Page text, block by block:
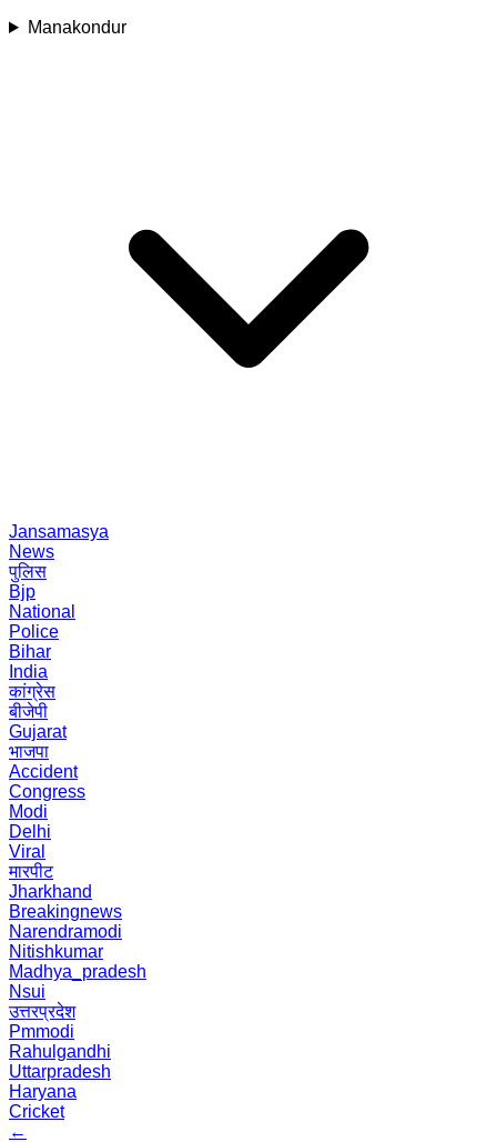
Manakondur
Jansamasya
News
पुलिस
Bjp
National
Police
Bihar
India
कांग्रेस
बीजेपी
Gujarat
भाजपा
Accident
Congress
Modi
Delhi
Viral
मारपीट
Jharkhand
Breakingnews
Narendramodi
Nitishkumar
Madhya_pradesh
Nsui
उत्तरप्रदेश
Pmmodi
Rahulgandhi
Uttarpradesh
Haryana
Cricket
←